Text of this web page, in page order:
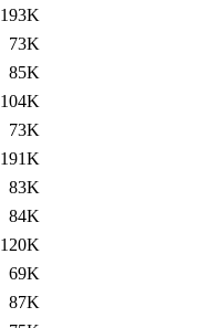
193K
73K
85K
104K
73K
191K
83K
84K
120K
69K
87K